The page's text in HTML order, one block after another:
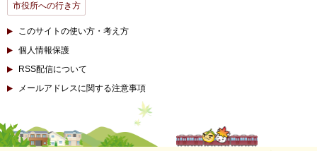
市役所への行き方
このサイトの使い方・考え方
個人情報保護
RSS配信について
メールアドレスに関する注意事項